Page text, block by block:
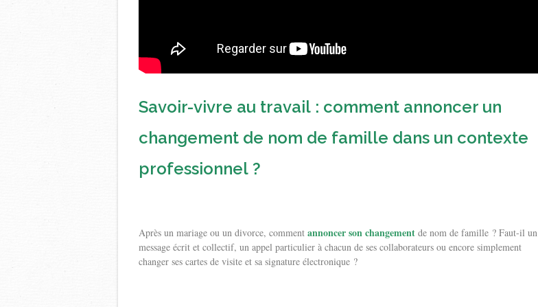
Savoir-vivre au travail : comment annoncer un
changement de nom de famille dans un contexte
professionnel ?
Après un mariage ou un divorce, comment annoncer son changement de nom de famille ? Faut-il un
message écrit et collectif, un appel particulier à chacun de ses collaborateurs ou encore simplement
changer ses cartes de visite et sa signature électronique ?